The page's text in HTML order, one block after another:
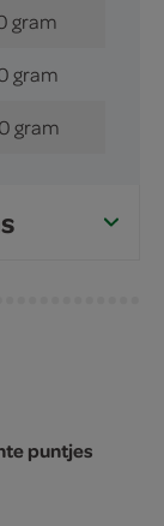
gram
gram
gram
puntjes